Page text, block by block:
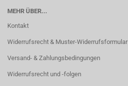
MEHR ÜBER...
Kontakt
Widerrufsrecht & Muster-Widerrufsformular
Versand- & Zahlungsbedingungen
Widerrufsrecht und -folgen